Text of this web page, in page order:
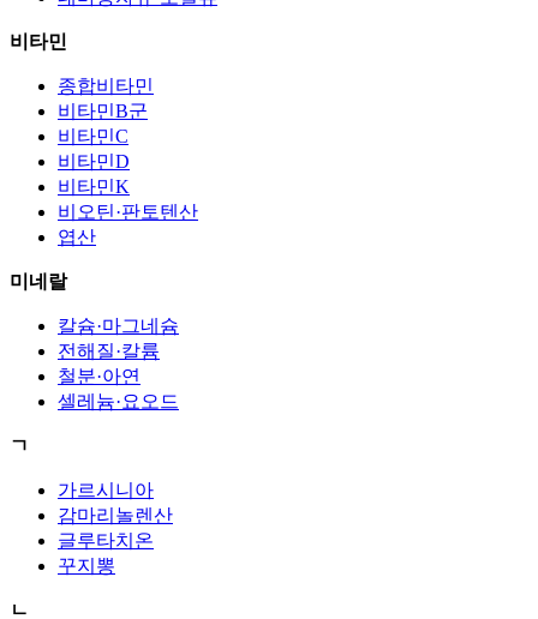
비타민
종합비타민
비타민B군
비타민C
비타민D
비타민K
비오틴·판토텐산
엽산
미네랄
칼슘·마그네슘
전해질·칼륨
철분·아연
셀레늄·요오드
ㄱ
가르시니아
감마리놀렌산
글루타치온
꾸지뽕
ㄴ